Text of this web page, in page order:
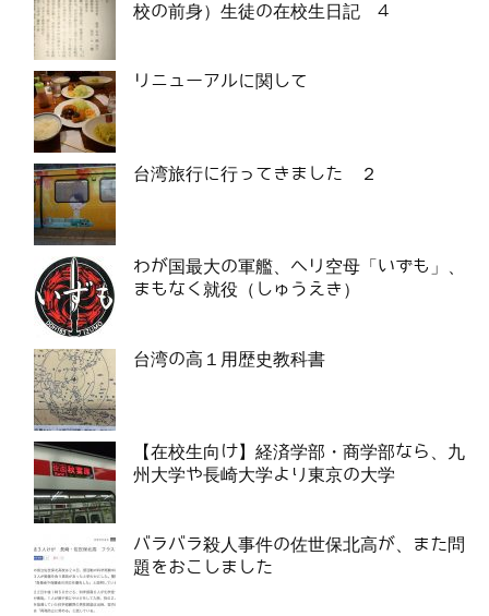
校の前身）生徒の在校生日記 4
リニューアルに関して
台湾旅行に行ってきました ２
わが国最大の軍艦、ヘリ空母「いずも」、
まもなく就役（しゅうえき）
台湾の高１用歴史教科書
【在校生向け】経済学部・商学部なら、九
州大学や長崎大学より東京の大学
バラバラ殺人事件の佐世保北高が、また問
題をおこしました